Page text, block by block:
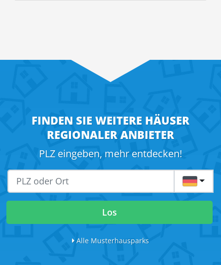
FINDEN SIE WEITERE HÄUSER
REGIONALER ANBIETER
PLZ eingeben, mehr entdecken!
DE
Los
Alle Musterhausparks